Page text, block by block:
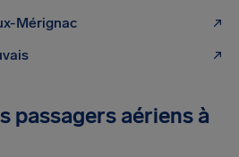
Mérignac
passagers aériens à